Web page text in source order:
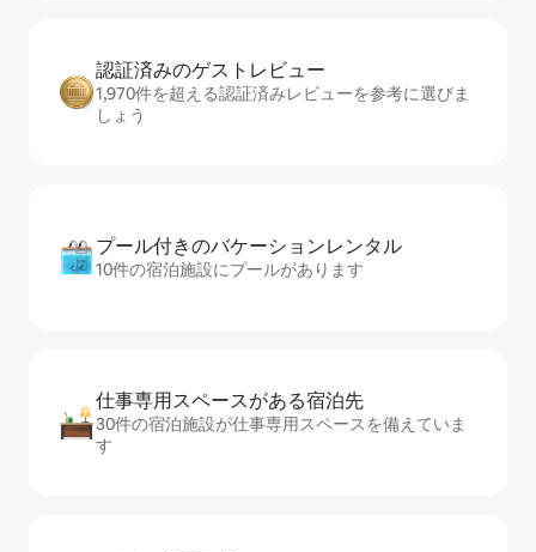
認証済みのゲ⁠ス⁠ト⁠レ⁠ビ⁠ュ⁠ー
1,970件を超える認証済みレビューを参考に選びま
しょう
プール付きのバ⁠ケ⁠ー⁠シ⁠ョ⁠ンレ⁠ン⁠タ⁠ル
10件の宿泊施設にプールがあります
仕事専用ス⁠ペ⁠ー⁠スがあ⁠る宿⁠泊⁠先
30件の宿泊施設が仕事専用スペースを備えていま
す